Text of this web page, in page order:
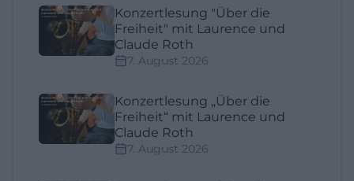
Konzertlesung "Über die
Freiheit" mit Laurence und
Claude Roth
7. August 2026
Konzertlesung „Über die
Freiheit“ mit Laurence und
Claude Roth
7. August 2026